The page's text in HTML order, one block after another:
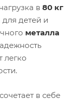
в 80 кг
детей и
металла
легко
сочетает в себе